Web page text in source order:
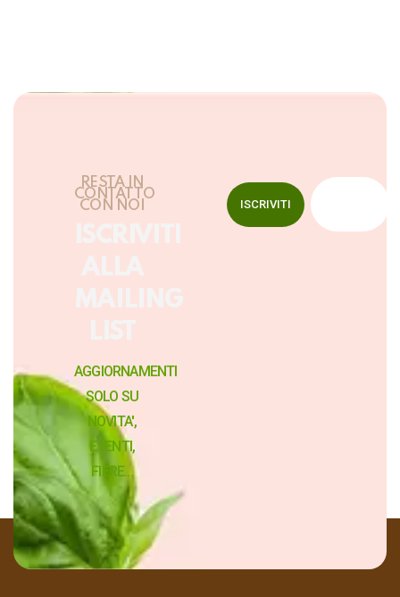
RESTA IN
CONTATTO
CON NOI
AGGIORNAMENTI
SOLO SU
NOVITA',
EVENTI,
FIERE...
ISCRIVITI